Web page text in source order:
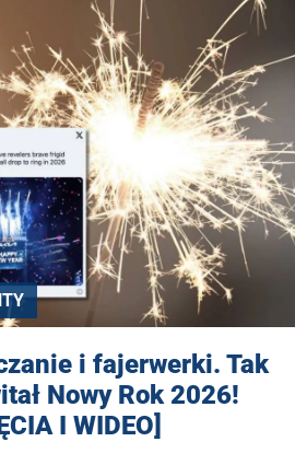
i fajerwerki. Tak
Nowy Rok 2026!
I WIDEO]